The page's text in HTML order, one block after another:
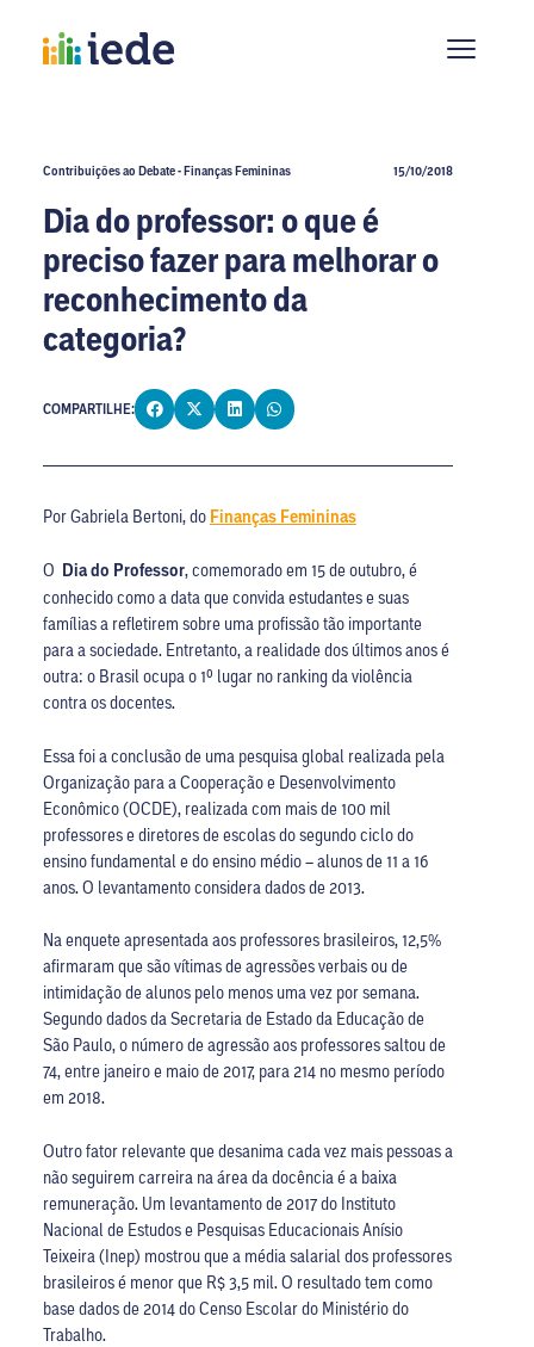
Contribuições ao Debate - Finanças Femininas 15/10/2018
Dia do professor: o que é
preciso fazer para melhorar o
reconhecimento da
categoria?
COMPARTILHE:
Por Gabriela Bertoni, do Finanças Femininas
O Dia do Professor, comemorado em 15 de outubro, é
conhecido como a data que convida estudantes e suas
famílias a refletirem sobre uma profissão tão importante
para a sociedade. Entretanto, a realidade dos últimos anos é
outra: o Brasil ocupa o 1º lugar no ranking da violência
contra os docentes.
Essa foi a conclusão de uma pesquisa global realizada pela
Organização para a Cooperação e Desenvolvimento
Econômico (OCDE), realizada com mais de 100 mil
professores e diretores de escolas do segundo ciclo do
ensino fundamental e do ensino médio – alunos de 11 a 16
anos. O levantamento considera dados de 2013.
Na enquete apresentada aos professores brasileiros, 12,5%
afirmaram que são vítimas de agressões verbais ou de
intimidação de alunos pelo menos uma vez por semana.
Segundo dados da Secretaria de Estado da Educação de
São Paulo, o número de agressão aos professores saltou de
74, entre janeiro e maio de 2017, para 214 no mesmo período
em 2018.
Outro fator relevante que desanima cada vez mais pessoas a
não seguirem carreira na área da docência é a baixa
remuneração. Um levantamento de 2017 do Instituto
Nacional de Estudos e Pesquisas Educacionais Anísio
Teixeira (Inep) mostrou que a média salarial dos professores
brasileiros é menor que R$ 3,5 mil. O resultado tem como
base dados de 2014 do Censo Escolar do Ministério do
Trabalho.